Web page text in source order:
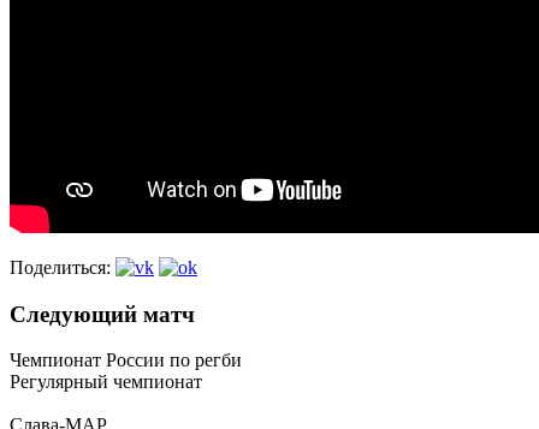
Поделиться:
Следующий матч
Чемпионат России по регби
Регулярный чемпионат